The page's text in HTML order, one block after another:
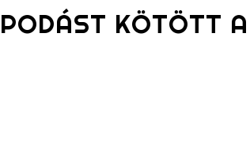
KÖTÖTT A